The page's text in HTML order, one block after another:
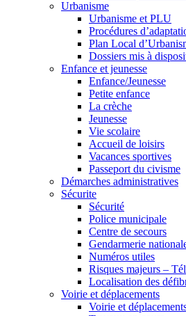
Urbanisme
Urbanisme et PLU
Procédures
Plan Local
Dossiers mis à
Enfance et jeunesse
Enfance/Jeunesse
Petite enfance
La crèche
Jeunesse
Vie scolaire
Accueil de loisirs
Vacances sportives
Passeport du civisme
Démarches administratives
Sécurite
Sécurité
Police municipale
Centre de secours
Gendarmerie
Numéros utiles
Risques majeurs –
Localisation des
Voirie et déplacements
Voirie et